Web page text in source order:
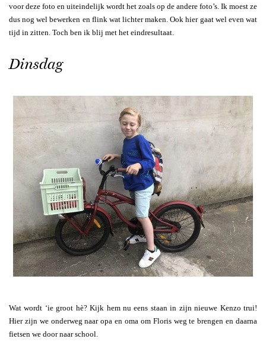
voor deze foto en uiteindelijk wordt het zoals op de andere foto’s. Ik moest ze
dus nog wel bewerken en flink wat lichter maken. Ook hier gaat wel even wat
tijd in zitten. Toch ben ik blij met het eindresultaat.
Dinsdag
Wat wordt ‘ie groot hè? Kijk hem nu eens staan in zijn nieuwe Kenzo trui!
Hier zijn we onderweg naar opa en oma om Floris weg te brengen en daarna
fietsen we door naar school.